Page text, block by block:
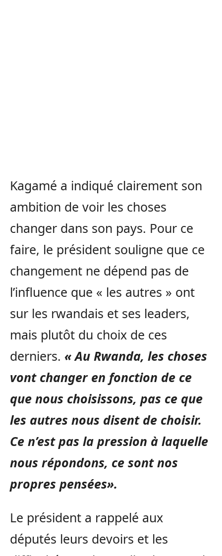
Kagamé a indiqué clairement son
ambition de voir les choses
changer dans son pays. Pour ce
faire, le président souligne que ce
changement ne dépend pas de
l’influence que « les autres » ont
sur les rwandais et ses leaders,
mais plutôt du choix de ces
derniers. « Au Rwanda, les choses
vont changer en fonction de ce
que nous choisissons, pas ce que
les autres nous disent de choisir.
Ce n’est pas la pression à laquelle
nous répondons, ce sont nos
propres pensées».
Le président a rappelé aux
députés leurs devoirs et les